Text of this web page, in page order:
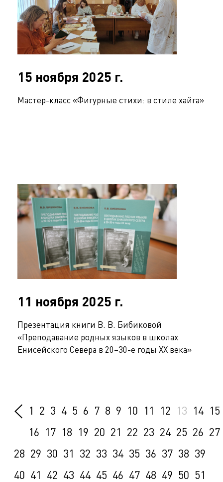
15 ноября 2025 г.
Мастер-класс «Фигурные стихи: в стиле хайга»
11 ноября 2025 г.
Презентация книги В. В. Бибиковой
«Преподавание родных языков в школах
Енисейского Севера в 20–30-е годы XX века»
1 2 3 4 5 6 7 8 9 10 11 12 13 14 15
16 17 18 19 20 21 22 23 24 25 26 27
28 29 30 31 32 33 34 35 36 37 38 39
40 41 42 43 44 45 46 47 48 49 50 51